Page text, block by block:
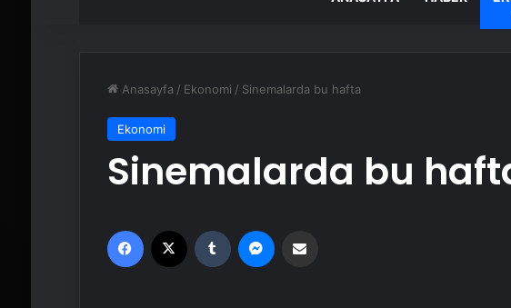
Anasayfa / Ekonomi / Sinemalarda bu hafta
Ekonomi
Sinemalarda bu
Facebook Tumblr